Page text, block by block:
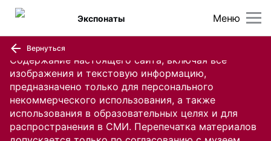
Содержание настоящего сайта, включая все
изображения и текстовую информацию,
предназначено только для персонального
некоммерческого использования, а также
использования в образовательных целях и для
распространения в СМИ. Перепечатка материалов
Меню
Экспонаты
Вернуться